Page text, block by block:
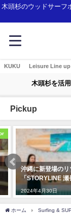
木頭杉のウッドサーフ
KUKU Leisure Line up
木頭杉を活
Pickup
沖縄に新登場のリゾー
「STORYLINE 瀬長島
2024年4月30日
ホーム Surfing & SUP